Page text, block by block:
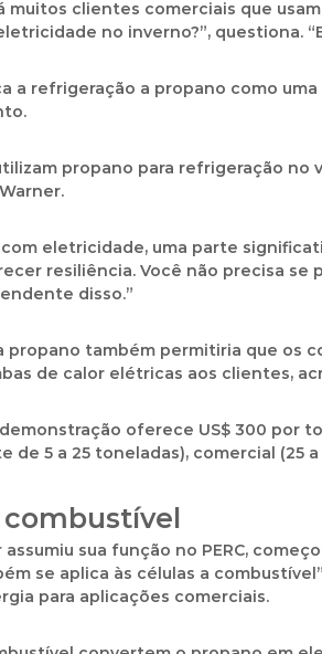
muitos clientes comerciais que
no inverno?”, questiona.
a refrigeração a propano como
propano para refrigeração
eletricidade, uma parte
resiliência. Você não precisa se
disso.”
propano também permitiria que os
de calor elétricas aos clientes,
oferece US$ 300 por
de 5 a 25 toneladas), comercial (25
combustível
assumiu sua função no PERC,
se aplica às células a
para aplicações comerciais.